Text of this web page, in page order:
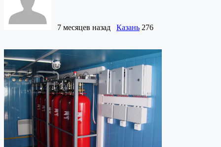
7 месяцев назад Казань 276